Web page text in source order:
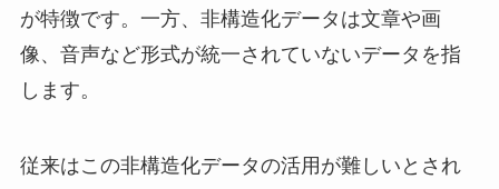
が特徴です。一方、非構造化データは文章や画
像、音声など形式が統一されていないデータを指
します。
従来はこの非構造化データの活用が難しいとされ